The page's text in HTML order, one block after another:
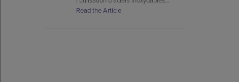
conformes à la FDA pour des
résistants à la corrosion. »
Read the Article